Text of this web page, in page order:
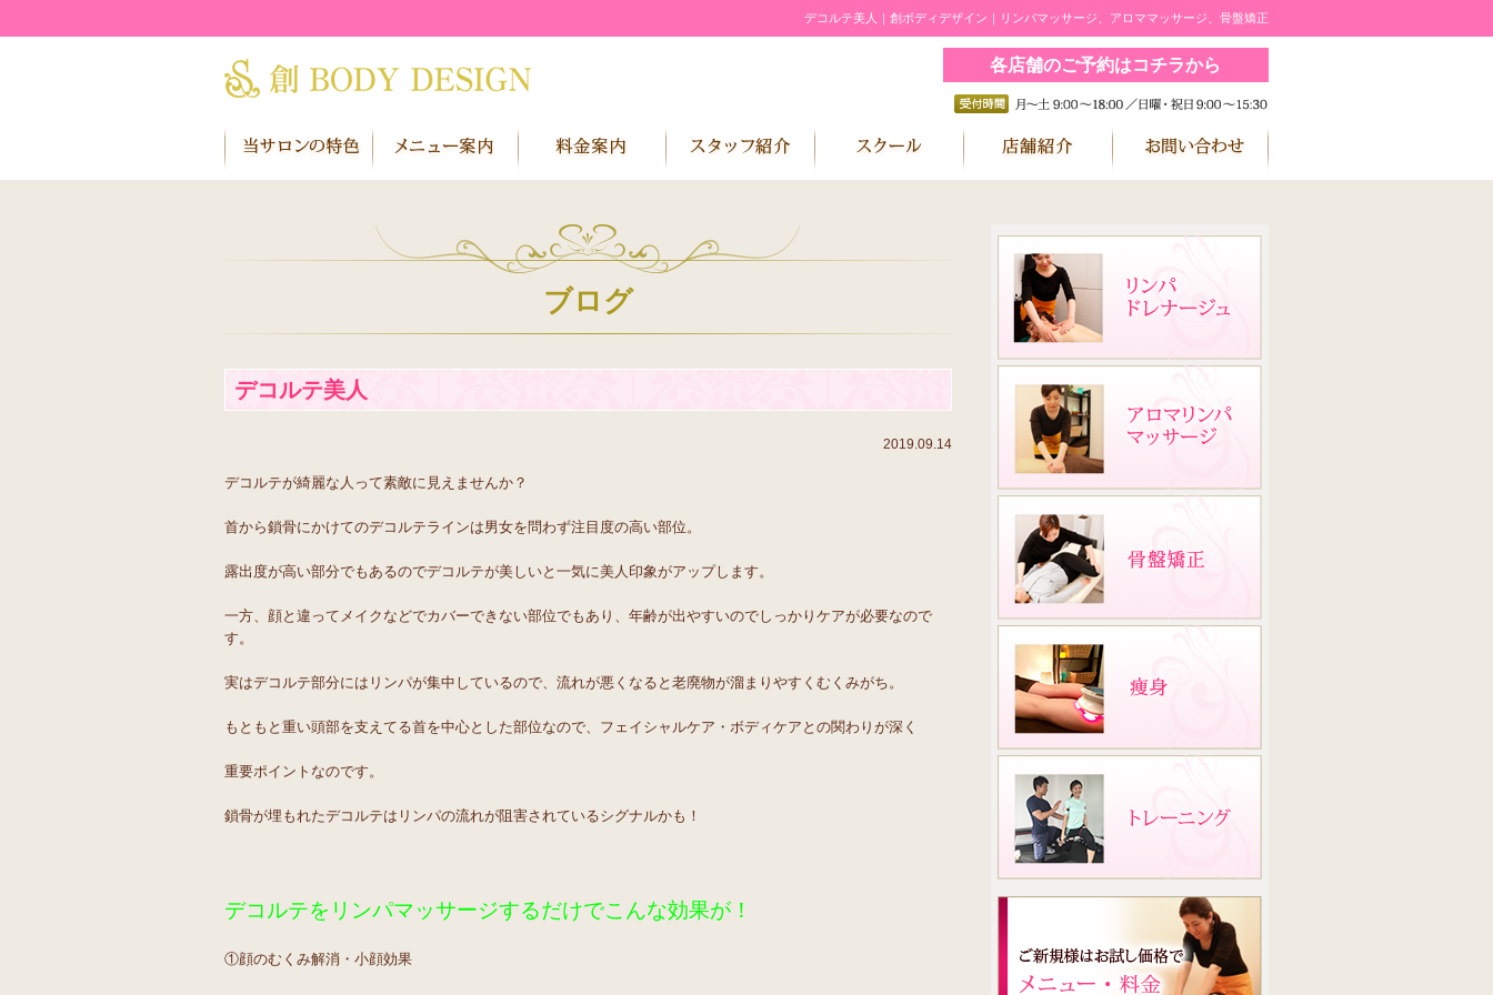
デコルテ美人｜創ボディデザイン｜リンパマッサージ、アロママッサージ、骨盤矯正
各店舗のご予約はコチラから
ブログ
デコルテ美人
2019.09.14
デコルテが綺麗な人って素敵に見えませんか？
首から鎖骨にかけてのデコルテラインは男女を問わず注目度の高い部位。
露出度が高い部分でもあるのでデコルテが美しいと一気に美人印象がアップします。
一方、顔と違ってメイクなどでカバーできない部位でもあり、年齢が出やすいのでしっかりケアが必要なので
す。
実はデコルテ部分にはリンパが集中しているので、流れが悪くなると老廃物が溜まりやすくむくみがち。
もともと重い頭部を支えてる首を中心とした部位なので、フェイシャルケア・ボディケアとの関わりが深く
重要ポイントなのです。
鎖骨が埋もれたデコルテはリンパの流れが阻害されているシグナルかも！
デコルテをリンパマッサージするだけでこんな効果が！
①顔のむくみ解消・小顔効果